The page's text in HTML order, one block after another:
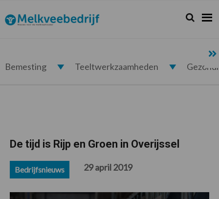
de
hoofdnavigatie
de
hoofd
de
eerste
de
voettekst
Melkveebedrijf.nl Zoeken...
Zoek
Bemesting Teeltwerkzaamheden
De tijd is Rijp en Groen in Overijssel
Bedrijfsnieuws 29 april 2019